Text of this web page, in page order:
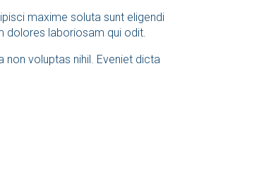
maxime soluta sunt eligendi
dolores laboriosam qui odit.
non voluptas nihil. Eveniet dicta